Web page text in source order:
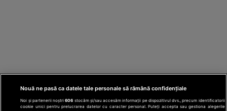
Nouă ne pasă ca datele tale personale să rămână confidențiale
Noi și partenerii noștri606 stocăm și/sau accesăm informații pe dispozitivul dvs., precum identificatorii
cookie unici pentru prelucrarea datelor cu caracter personal. Puteți accepta sau gestiona alegerile